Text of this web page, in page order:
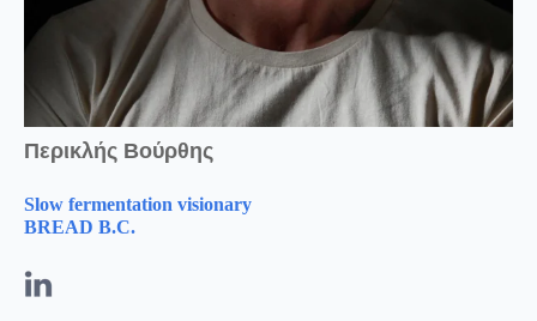
Περικλής Βούρθης
Slow fermentation visionary
BREAD B.C.